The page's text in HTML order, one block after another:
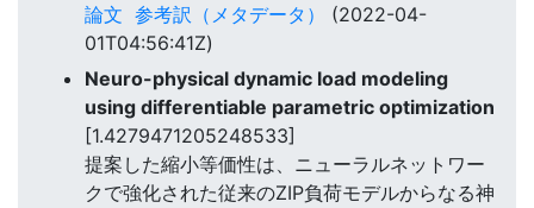
論文 参考訳（メタデータ）
(2022-04-
01T04:56:41Z)
Neuro-physical dynamic load modeling
using differentiable parametric optimization
[1.4279471205248533]
提案した縮小等価性は、ニューラルネットワー
クで強化された従来のZIP負荷モデルからなる神